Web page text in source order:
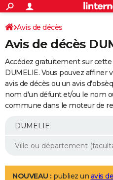
ACTUALITÉS
Politique
Société
Faits Divers
Education
Monde
Villes
+
SPORT
Coupe du monde 2026
Football
Tennis
Cyclisme
Rugby
Forum
Programme TV
TNT
Streaming
Cinéma
Sorties cinéma
Musique
+
FINANCE
Retraite
Epargne
Immobilier
Risques naturels par ville
Banque
Assurance
AUTO
Essais
Réserver un essai
Citadines
Berlines
SUV
Forum auto
+
Mobiles
Meilleur smartphone
Internet
Ordinateurs
Jeux vidéo
Guide high-tech
Aménagement intérieur
LIFESTYLE
Avis de décès
Avis de décès
Accédez gratuitement sur cette
DUMELIE. Vous pouvez
avis de décès ou un avis
nom d'un défunt et/ou le nom
commune dans le moteur de
NOUVEAU : publiez un avis